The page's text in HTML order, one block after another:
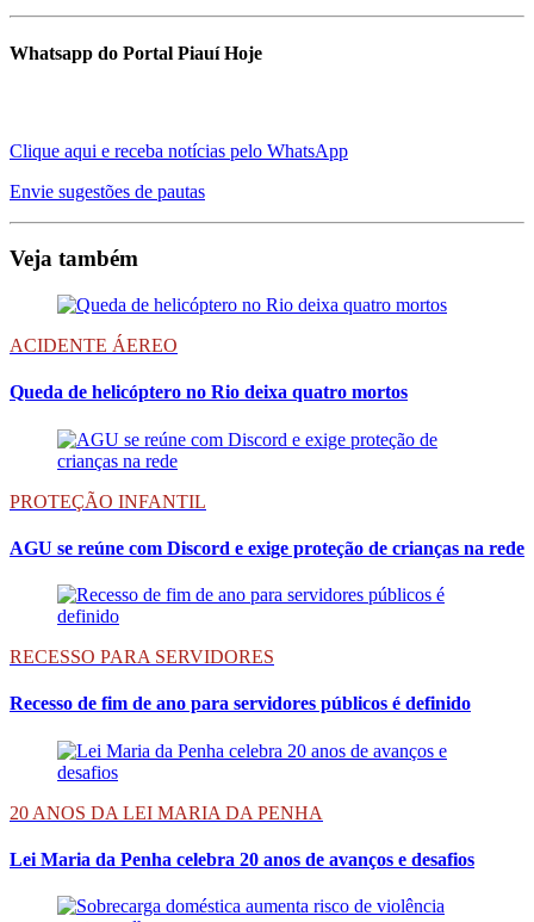
Whatsapp do Portal Piauí Hoje
Clique aqui e receba notícias pelo WhatsApp
Envie sugestões de pautas
Veja também
ACIDENTE ÁEREO
Queda de helicóptero no Rio deixa quatro mortos
PROTEÇÃO INFANTIL
AGU se reúne com Discord e exige proteção de crianças na rede
RECESSO PARA SERVIDORES
Recesso de fim de ano para servidores públicos é definido
20 ANOS DA LEI MARIA DA PENHA
Lei Maria da Penha celebra 20 anos de avanços e desafios